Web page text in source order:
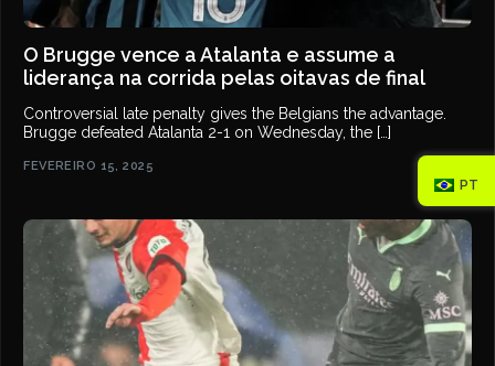
O Brugge vence a Atalanta e assume a
liderança na corrida pelas oitavas de final
Controversial late penalty gives the Belgians the advantage.
Brugge defeated Atalanta 2-1 on Wednesday, the […]
FEVEREIRO 15, 2025
PT